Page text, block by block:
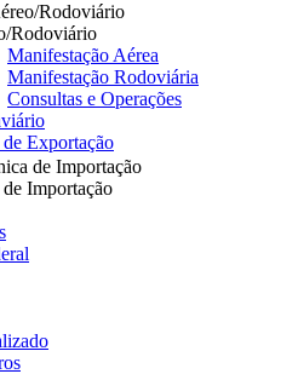
Rodoviário
Rodoviário
Manifestação Aérea
Manifestação Rodoviária
Consultas e Operações
Exportação
de Importação
Importação